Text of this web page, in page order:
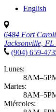
English
6484 Fort
Jacksonville, FL
(904) 659-
Lunes:
Martes:
Miércoles: